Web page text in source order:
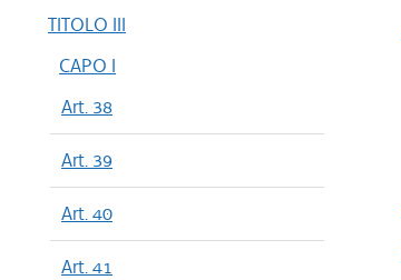
TITOLO III
CAPO I
Art. 38
Art. 39
Art. 40
Art. 41